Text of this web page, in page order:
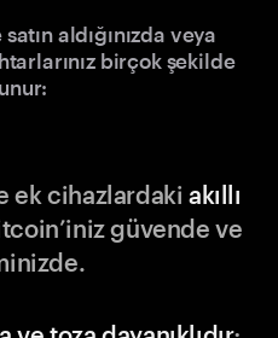
aldığınızda veya
birçok şekilde
ek cihazlardakiakıllı
güvende ve